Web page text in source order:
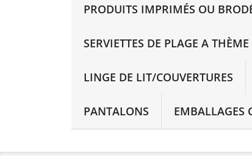
PRODUITS IMPRIMÉS OU
SERVIETTES DE PLAGE A THÈME
LINGE DE LIT/COUVERTURES
PANTALONS EMBALLAGES